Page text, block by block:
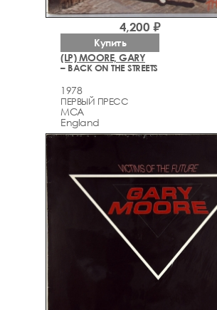
(LP) MOORE, GARY
– BACK ON THE STREETS
1978
ПЕРВЫЙ ПРЕСС
MCA
England
4,200 ₽
Купить